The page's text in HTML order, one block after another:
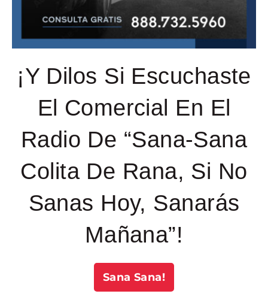
¡Y Dilos Si Escuchaste
El Comercial En El
Radio De “Sana-Sana
Colita De Rana, Si No
Sanas Hoy, Sanarás
Mañana”!
Sana Sana!